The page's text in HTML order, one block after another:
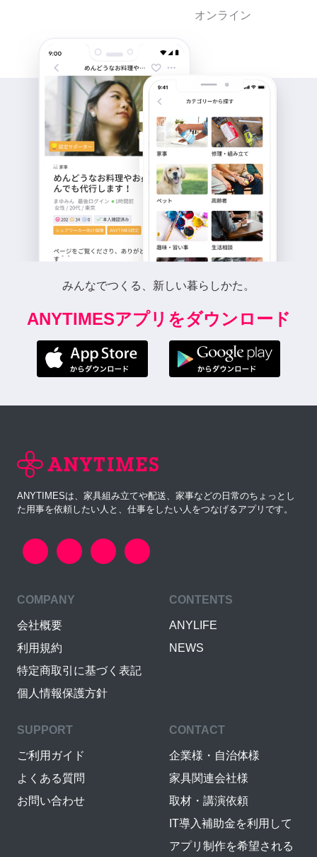
オンライン
みんなでつくる、新しい暮らしかた。
ANYTIMESアプリをダウンロード
ANYTIMESは、家具組み立てや配送、家事などの日常のちょっとし
た用事を依頼したい人と、仕事をしたい人をつなげるアプリです。
COMPANY
会社概要
利用規約
特定商取引に基づく表記
個人情報保護方針
CONTENTS
ANYLIFE
NEWS
SUPPORT
ご利用ガイド
よくある質問
お問い合わせ
CONTACT
企業様・自治体様
家具関連会社様
取材・講演依頼
IT導入補助金を利用して
アプリ制作を希望される